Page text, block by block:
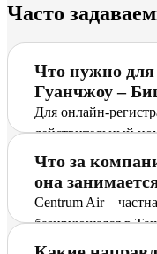
Часто
Что нужно
Гуанчжоу –
Для онлайн-
действительный
(фамилию
информации
посадочный талон.
Что за
она
Centrum Air –
базирующаяся в
ведущих